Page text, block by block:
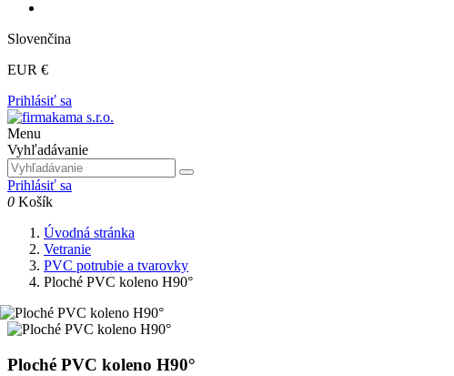
Slovenčina
EUR €
Prihlásiť sa
Menu
Vyhľadávanie
Prihlásiť sa
0 Košík
Úvodná stránka
Vetranie
PVC potrubie a tvarovky
Ploché PVC koleno H90°
Ploché PVC koleno H90°